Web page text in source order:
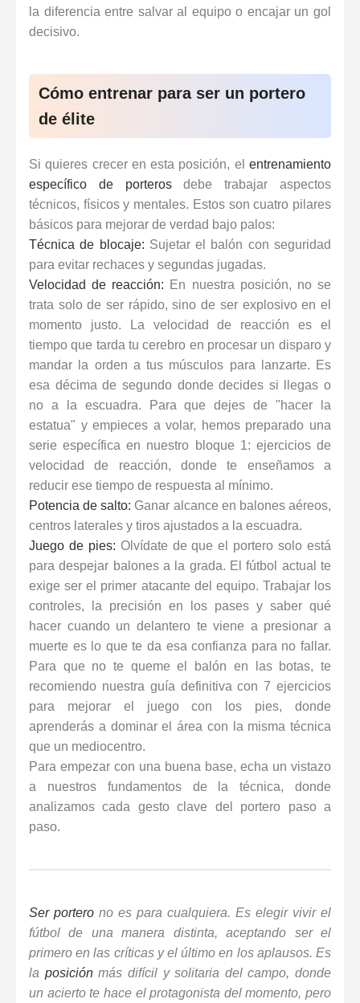
la diferencia entre salvar al equipo o encajar un gol
decisivo.
Cómo entrenar para ser un portero
de élite
Si quieres crecer en esta posición, el entrenamiento
específico de porterosdebe trabajar aspectos
técnicos, físicos y mentales. Estos son cuatro pilares
básicos para mejorar de verdad bajo palos:
Técnica de blocaje: Sujetar el balón con seguridad
para evitar rechaces y segundas jugadas.
Velocidad de reacción: En nuestra posición, no se
trata solo de ser rápido, sino de ser explosivo en el
momento justo. La velocidad de reacción es el
tiempo que tarda tu cerebro en procesar un disparo y
mandar la orden a tus músculos para lanzarte. Es
esa décima de segundo donde decides si llegas o
no a la escuadra. Para que dejes de "hacer la
estatua" y empieces a volar, hemos preparado una
serie específica en nuestro bloque 1: ejercicios de
velocidad de reacción, donde te enseñamos a
reducir ese tiempo de respuesta al mínimo.
Potencia de salto: Ganar alcance en balones aéreos,
centros laterales y tiros ajustados a la escuadra.
Juego de pies: Olvídate de que el portero solo está
para despejar balones a la grada. El fútbol actual te
exige ser el primer atacante del equipo. Trabajar los
controles, la precisión en los pases y saber qué
hacer cuando un delantero te viene a presionar a
muerte es lo que te da esa confianza para no fallar.
Para que no te queme el balón en las botas, te
recomiendo nuestra guía definitiva con 7 ejercicios
para mejorar el juego con los pies, donde
aprenderás a dominar el área con la misma técnica
que un mediocentro.
Para empezar con una buena base, echa un vistazo
a nuestros fundamentos de la técnica, donde
analizamos cada gesto clave del portero paso a
paso.
Ser portero no es para cualquiera. Es elegir vivir el
fútbol de una manera distinta, aceptando ser el
primero en las críticas y el último en los aplausos. Es
la posiciónmás difícil y solitaria del campo, donde
un acierto te hace el protagonista del momento, pero